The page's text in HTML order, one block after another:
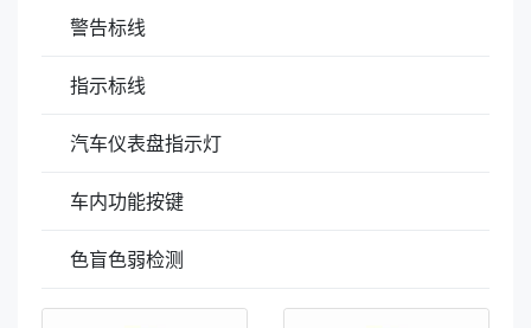
警告标线
指示标线
汽车仪表盘指示灯
车内功能按键
色盲色弱检测